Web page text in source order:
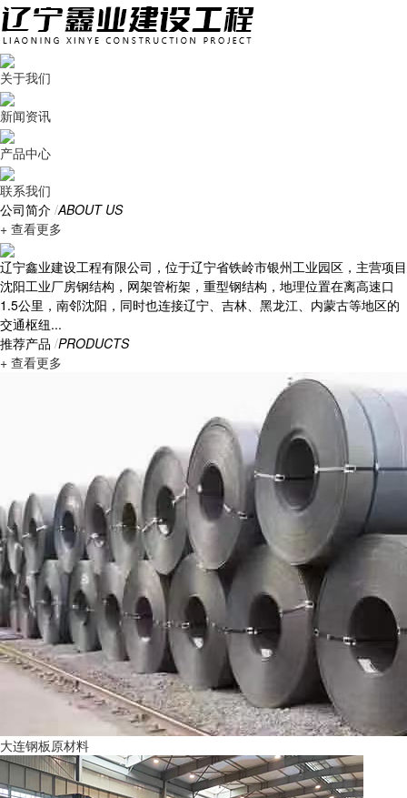
关于我们
新闻资讯
产品中心
联系我们
公司简介 /ABOUT US
+ 查看更多
辽宁鑫业建设工程有限公司，位于辽宁省铁岭市银州工业园区，主营项目
沈阳工业厂房钢结构，网架管桁架，重型钢结构，地理位置在离高速口
1.5公里，南邻沈阳，同时也连接辽宁、吉林、黑龙江、内蒙古等地区的
交通枢纽...
推荐产品 /PRODUCTS
+ 查看更多
大连钢板原材料